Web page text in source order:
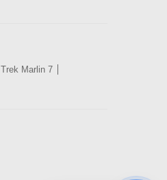
Trek Marlin 7